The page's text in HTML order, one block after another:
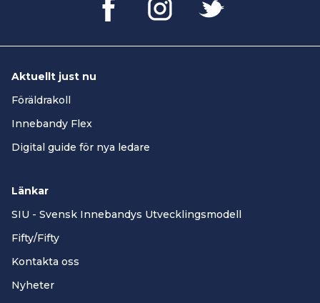
Aktuellt just nu
Föräldrakoll
Innebandy Flex
Digital guide för nya ledare
Länkar
SIU - Svensk Innebandys Utvecklingsmodell
Fifty/Fifty
Kontakta oss
Nyheter